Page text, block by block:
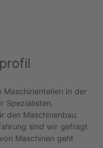
Maschinenteilen in der
Spezialisten.
den Maschinenbau.
sind wir gefragt
Maschinen geht